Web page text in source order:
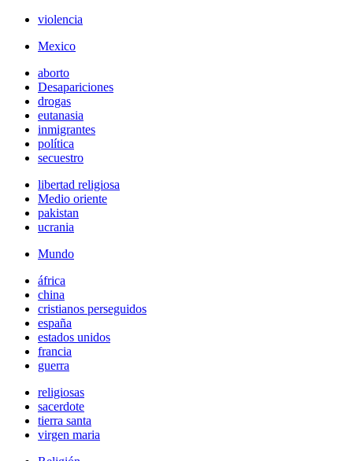
violencia
Mexico
aborto
Desapariciones
drogas
eutanasia
inmigrantes
política
secuestro
libertad religiosa
Medio oriente
pakistan
ucrania
Mundo
áfrica
china
cristianos perseguidos
españa
estados unidos
francia
guerra
religiosas
sacerdote
tierra santa
virgen maria